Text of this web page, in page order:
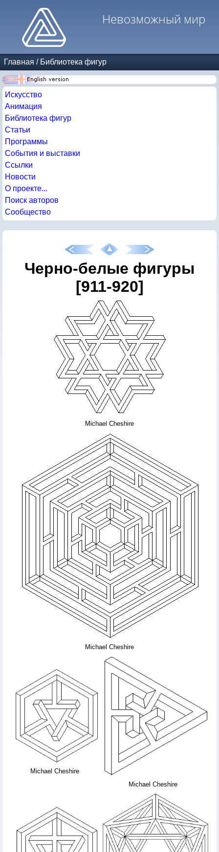
Невозможный мир
Главная / Библиотека фигур
Искусство
Анимация
Библиотека фигур
Статьи
Программы
События и выставки
Ссылки
Новости
О проекте...
Поиск авторов
Сообщество
Черно-белые фигуры
[911-920]
Michael Cheshire
Michael Cheshire
Michael Cheshire
Michael Cheshire